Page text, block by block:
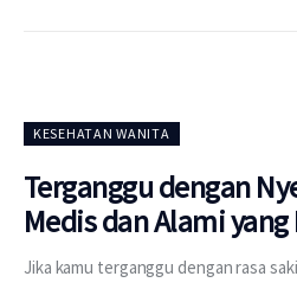
KESEHATAN WANITA
Terganggu dengan
Medis dan Alami
Jika kamu terganggu dengan rasa